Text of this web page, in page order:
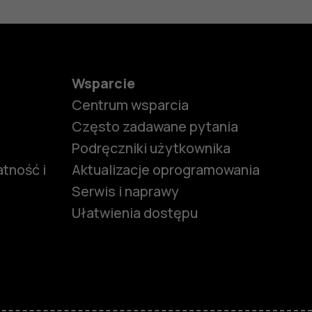
i
Wsparcie
Centrum wsparcia
Często zadawane pytania
Podręczniki użytkownika
Aktualizacje oprogramowania
Serwis i naprawy
Ułatwienia dostępu